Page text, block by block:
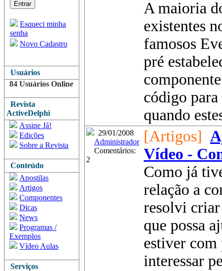
Esqueci minha
senha
Novo Cadastro
Usuários
84 Usuários Online
Revista
ActiveDelphi
Assine Já!
Edições
Sobre a Revista
Conteúdo
Apostilas
Artigos
Componentes
Dicas
News
Programas /
Exemplos
Vídeo Aulas
Serviços
A maioria
existentes
famosos
pré
código para
quando
29/01/2008
Administrador
Comentários:
2
[Artigos]
Vídeo -
Como já
relação a
resolvi
que possa
estiver com
interessar